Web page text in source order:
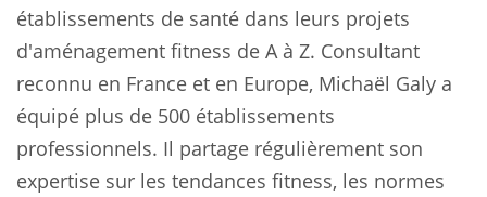
établissements de santé dans leurs projets
d'aménagement fitness de A à Z. Consultant
reconnu en France et en Europe, Michaël Galy a
équipé plus de 500 établissements
professionnels. Il partage régulièrement son
expertise sur les tendances fitness, les normes